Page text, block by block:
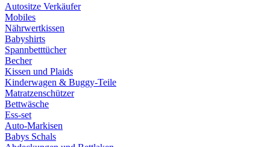
Autositze Verkäufer
Mobiles
Nährwertkissen
Babyshirts
Spannbetttücher
Becher
Kissen und Plaids
Kinderwagen & Buggy-Teile
Matratzenschützer
Bettwäsche
Ess-set
Auto-Markisen
Babys Schals